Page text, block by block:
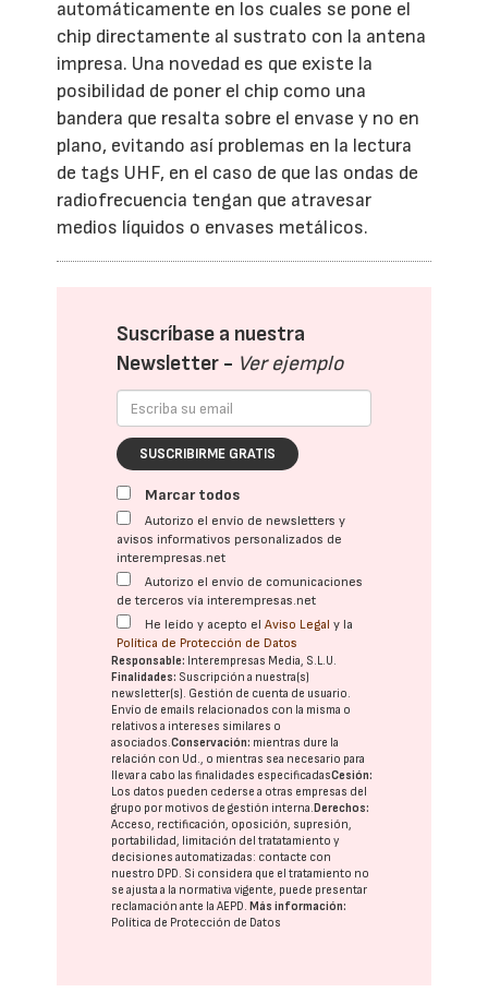
automáticamente en los cuales se pone el
chip directamente al sustrato con la antena
impresa. Una novedad es que existe la
posibilidad de poner el chip como una
bandera que resalta sobre el envase y no en
plano, evitando así problemas en la lectura
de tags UHF, en el caso de que las ondas de
radiofrecuencia tengan que atravesar
medios líquidos o envases metálicos.
Suscríbase a nuestra
Newsletter - Ver ejemplo
SUSCRIBIRME GRATIS
Marcar todos
Autorizo el envío de newsletters y
avisos informativos personalizados de
interempresas.net
Autorizo el envío de comunicaciones
de terceros vía interempresas.net
He leído y acepto elAviso Legal y la
Política de Protección de Datos
Responsable: Interempresas Media, S.L.U.
Finalidades: Suscripción a nuestra(s)
newsletter(s). Gestión de cuenta de usuario.
Envío de emails relacionados con la misma o
relativos a intereses similares o
asociados.Conservación: mientras dure la
relación con Ud., o mientras sea necesario para
llevar a cabo las finalidades especificadasCesión:
Los datos pueden cederse a otras empresas del
grupo por motivos de gestión interna.Derechos:
Acceso, rectificación, oposición, supresión,
portabilidad, limitación del tratatamiento y
decisiones automatizadas: contacte con
nuestro DPD. Si considera que el tratamiento no
se ajusta a la normativa vigente, puede presentar
reclamación ante laAEPD.Más información:
Política de Protección de Datos